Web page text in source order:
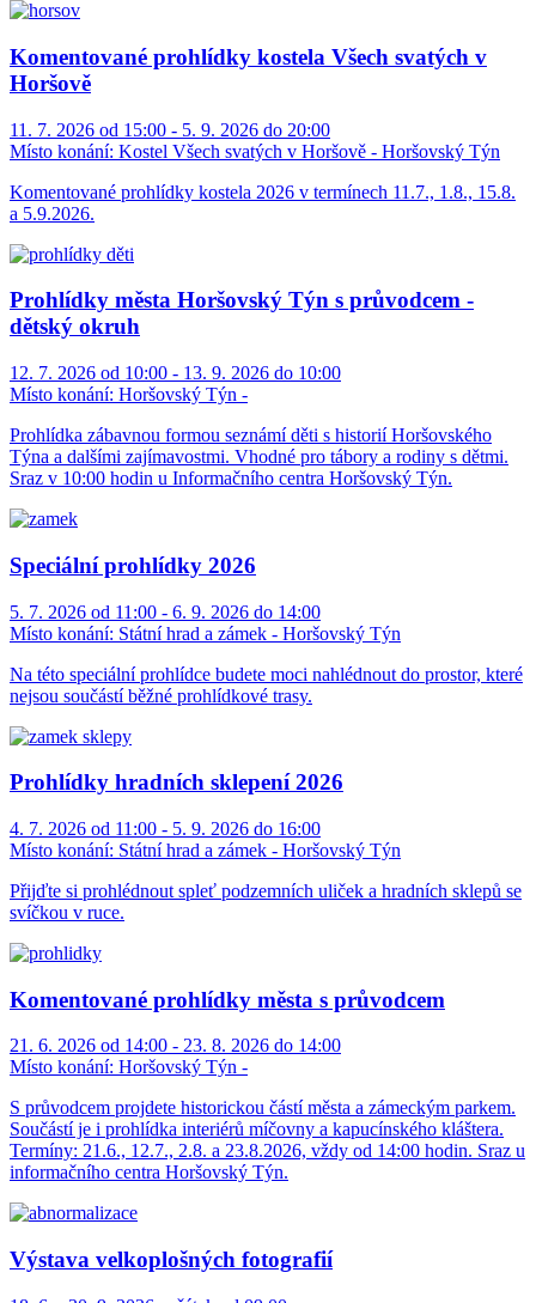
Komentované prohlídky kostela Všech svatých v
Horšově
11. 7. 2026 od 15:00 - 5. 9. 2026 do 20:00
Místo konání: Kostel Všech svatých v Horšově - Horšovský Týn
Komentované prohlídky kostela 2026 v termínech 11.7., 1.8., 15.8.
a 5.9.2026.
Prohlídky města Horšovský Týn s průvodcem -
dětský okruh
12. 7. 2026 od 10:00 - 13. 9. 2026 do 10:00
Místo konání: Horšovský Týn -
Prohlídka zábavnou formou seznámí děti s historií Horšovského
Týna a dalšími zajímavostmi. Vhodné pro tábory a rodiny s dětmi.
Sraz v 10:00 hodin u Informačního centra Horšovský Týn.
Speciální prohlídky 2026
5. 7. 2026 od 11:00 - 6. 9. 2026 do 14:00
Místo konání: Státní hrad a zámek - Horšovský Týn
Na této speciální prohlídce budete moci nahlédnout do prostor, které
nejsou součástí běžné prohlídkové trasy.
Prohlídky hradních sklepení 2026
4. 7. 2026 od 11:00 - 5. 9. 2026 do 16:00
Místo konání: Státní hrad a zámek - Horšovský Týn
Přijďte si prohlédnout spleť podzemních uliček a hradních sklepů se
svíčkou v ruce.
Komentované prohlídky města s průvodcem
21. 6. 2026 od 14:00 - 23. 8. 2026 do 14:00
Místo konání: Horšovský Týn -
S průvodcem projdete historickou částí města a zámeckým parkem.
Součástí je i prohlídka interiérů míčovny a kapucínského kláštera.
Termíny: 21.6., 12.7., 2.8. a 23.8.2026, vždy od 14:00 hodin. Sraz u
informačního centra Horšovský Týn.
Výstava velkoplošných fotografií